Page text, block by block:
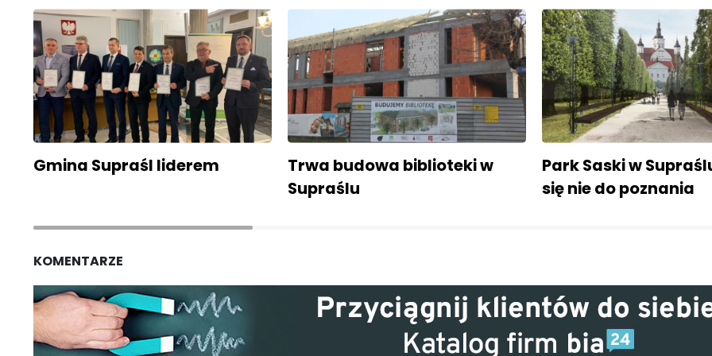
Gmina Supraśl liderem
Trwa budowa biblioteki w
Supraślu
Park Saski w
się nie do poznania
KOMENTARZE